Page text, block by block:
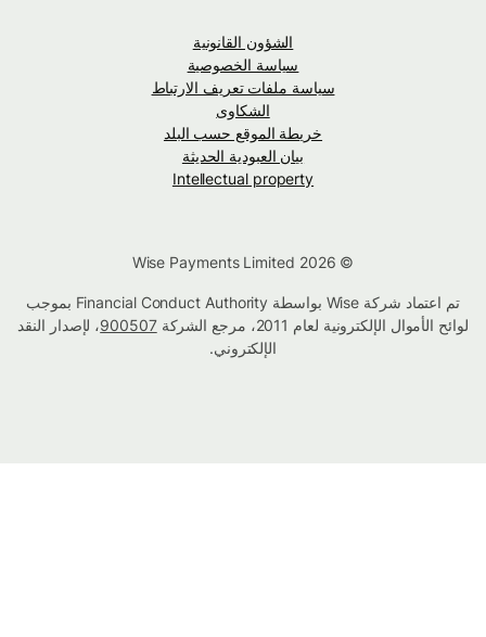
الشؤون القانونية
سياسة الخصوصية
سياسة ملفات تعريف الارتباط
الشكاوى
خريطة الموقع حسب البلد
بيان العبودية الحديثة
Intellectual property
تم اعتماد شركة Wise بواسطة Financial Conduct Authority بموجب
لوائح الأموال الإلكترونية لعام 2011، مرجع الشركة
900507، لإصدار النقد
الإلكتروني.